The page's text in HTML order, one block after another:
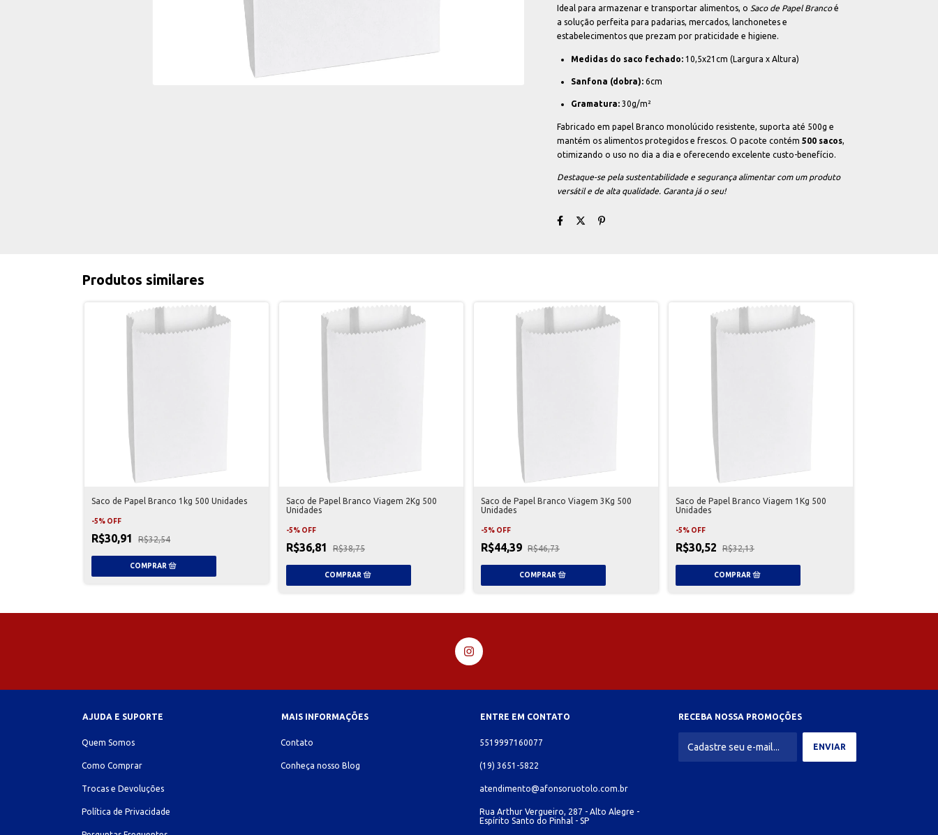
Ideal para armazenar e transportar alimentos, o Saco de Papel Brancoé
a solução perfeita para padarias, mercados, lanchonetes e
estabelecimentos que prezam por praticidade e higiene.
Medidas do saco fechado: 10,5x21cm (Largura x Altura)
Sanfona (dobra): 6cm
Gramatura: 30g/m²
Fabricado em papel Branco monolúcido resistente, suporta até 500g e
mantém os alimentos protegidos e frescos. O pacote contém 500 sacos,
otimizando o uso no dia a dia e oferecendo excelente custo-benefício.
Destaque-se pela sustentabilidade e segurança alimentar com um produto
versátil e de alta qualidade. Garanta já o seu!
Produtos similares
Saco de Papel Branco 1kg 500 Unidades
-5% OFF
R$30,91 R$32,54
Saco de Papel Branco Viagem 2Kg 500
Unidades
-5% OFF
R$36,81 R$38,75
Saco de Papel Branco Viagem 3Kg 500
Unidades
-5% OFF
R$44,39 R$46,73
Saco de Papel Branco Viagem 1Kg 500
Unidades
-5% OFF
R$30,52 R$32,13
AJUDA E SUPORTE
Quem Somos
Como Comprar
Trocas e Devoluções
Política de Privacidade
MAIS INFORMAÇÕES
Contato
Conheça nosso Blog
ENTRE EM CONTATO
5519997160077
(19) 3651-5822
atendimento@afonsoruotolo.com.br
Rua Arthur Vergueiro, 287 - Alto Alegre -
Espírito Santo do Pinhal - SP
RECEBA NOSSA PROMOÇÕES